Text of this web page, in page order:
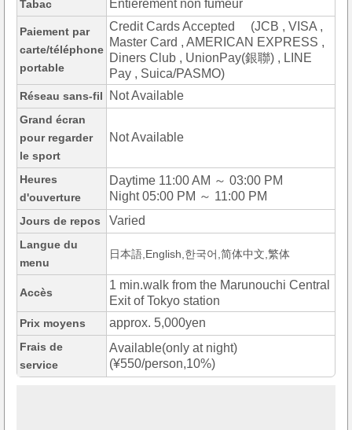
Tabac Entierement non fumeur
Paiement par
carte/téléphone
portable
Credit Cards Accepted (JCB , VISA ,
Master Card , AMERICAN EXPRESS ,
Diners Club , UnionPay(銀聯) , LINE
Pay , Suica/PASMO)
Réseau sans-fil Not Available
Grand écran
pour regarder
le sport
Not Available
Heures
d'ouverture
Daytime 11:00 AM ～ 03:00 PM
Night 05:00 PM ～ 11:00 PM
Jours de repos Varied
Langue du
menu
日本語,English,한국어,简体中文,繁体
Accès
1 min.walk from the Marunouchi Central
Exit of Tokyo station
Prix moyens approx. 5,000yen
Frais de
service
Available(only at night)
(¥550/person,10%)